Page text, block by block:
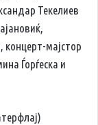
Текелиев
концерт-мајстор
Ѓорѓеска и